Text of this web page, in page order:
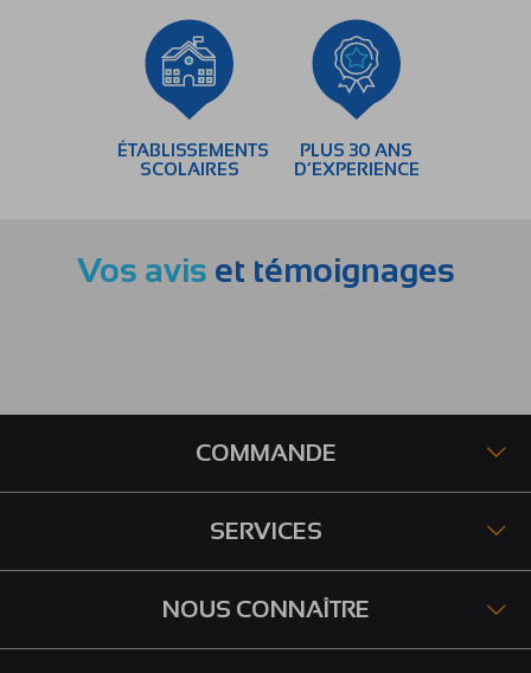
ÉTABLISSEMENTS
SCOLAIRES
PLUS 30 ANS
D’EXPERIENCE
Vos avis et témoignages
COMMANDE
SERVICES
NOUS CONNAÎTRE